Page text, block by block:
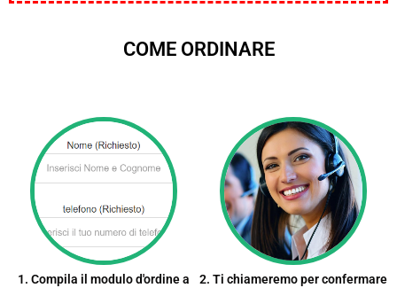
COME ORDINARE
1. Compila il modulo d'ordine a
2. Ti chiameremo per confermare